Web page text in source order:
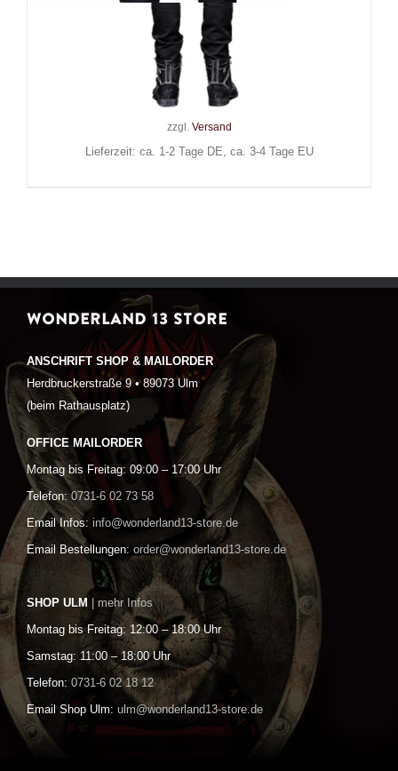
Queen of Darkness T-Shirt
Thunderbolt
32,00€
Inkl. MwSt.
zzgl. Versand
Lieferzeit: ca. 1-2 Tage DE, ca. 3-4 Tage EU
WONDERLAND 13 STORE
ANSCHRIFT SHOP & MAILORDER
Herdbruckerstraße 9 • 89073 Ulm
(beim Rathausplatz)
OFFICE MAILORDER
Montag bis Freitag: 09:00 – 17:00 Uhr
Telefon: 0731-6 02 73 58
Email Infos: info@wonderland13-store.de
Email Bestellungen: order@wonderland13-store.de
SHOP ULM | mehr Infos
Montag bis Freitag: 12:00 – 18:00 Uhr
Samstag: 11:00 – 18:00 Uhr
Telefon: 0731-6 02 18 12
Email Shop Ulm: ulm@wonderland13-store.de